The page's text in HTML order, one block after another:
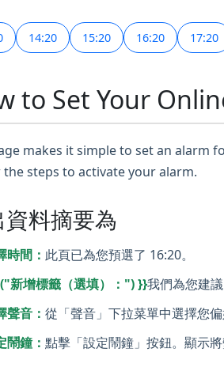
14:20 15:20 16:20 17:20
to Set Your
makes it simple to set an alarm
the steps to activate your alarm.
資料摘要為
時間： 此頁已為您預選了 16:20。
新增標籤（選填）：") }}我們為您建
聲音： 從「聲音」下拉菜單中選擇您
鬧鐘： 點擊「設定鬧鐘」按鈕。顯示